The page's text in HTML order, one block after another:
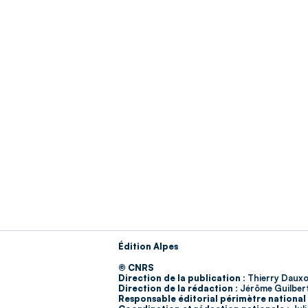
Édition Alpes
© CNRS
Direction de la publication : Thierry
Direction de la rédaction : Jérôme
Responsable éditorial périmètre national